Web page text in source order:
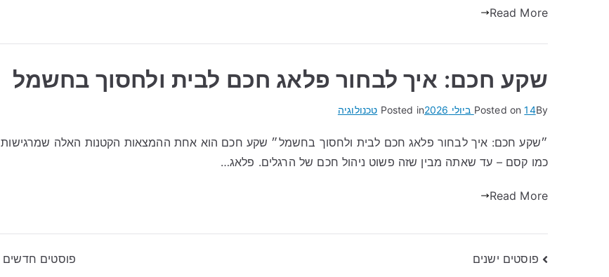
Read More
שקע חכם: איך לבחור פלאג חכם לבית ולחסוך בחשמל
By
Posted on14 ביולי 2026 Posted in טכנולוגיה
״שקע חכם: איך לבחור פלאג חכם לבית ולחסוך בחשמל״ שקע חכם הוא אחת ההמצאות הקטנות האלה שמרגישות
כמו קסם – עד שאתה מבין שזה פשוט ניהול חכם של הרגלים. פלאג…
Read More
ניווט
פוסטים ישנים פוסטים חדשים